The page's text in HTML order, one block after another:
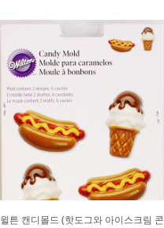
윌튼 캔디몰드 (핫도그와 아이스크림 콘